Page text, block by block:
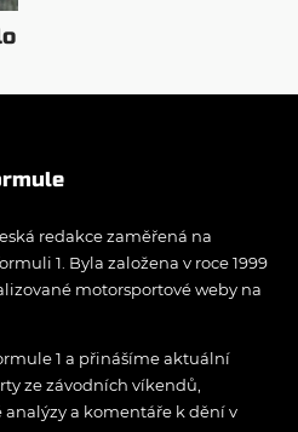
redakce zaměřená na
1. Byla založena v roce 1999
motorsportové weby na
1 a přinášíme aktuální
ze závodních víkendů,
a komentáře k dění v